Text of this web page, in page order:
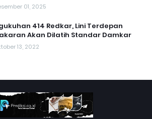
01, 2025
414 Redkar, Lini Terdepan
Akan Dilatih Standar Damkar
13, 2022